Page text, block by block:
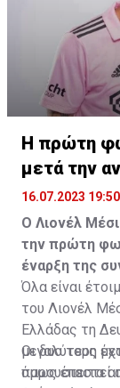
Η πρώτη
μετά την
16.07.2023 19:50
Ο Λιονέλ
την πρώτη
έναρξη της
Όλα είναι
του Λιονέλ
Ελλάδας τη
μεγαλύτερη
παρουσιαστεί
Οι δυο τους
όμως έπειτα